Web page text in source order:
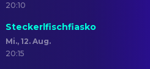
20:10
Steckerlfischfiasko
Mi., 12. Aug.
20:15